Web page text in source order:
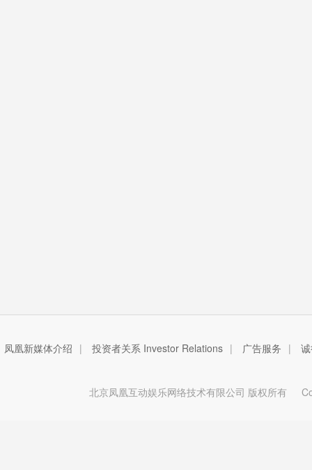
凤凰新媒体介绍 | 投资者关系 Investor Relations | 广告服务 |
北京凤凰互动娱乐网络技术有限公司 版权所有